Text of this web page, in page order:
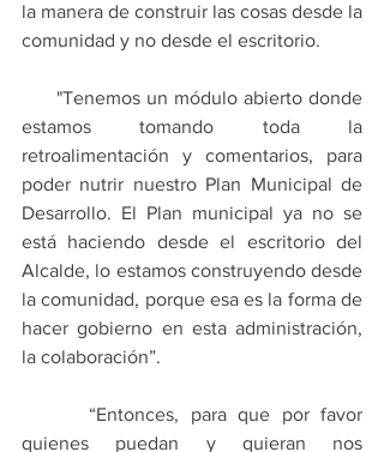
la manera de construir las cosas desde la
comunidad y no desde el escritorio.
estamos tomando toda la
retroalimentación y comentarios, para
poder nutrir nuestro Plan Municipal de
Desarrollo. El Plan municipal ya no se
está haciendo desde el escritorio del
Alcalde, lo estamos construyendo desde
la comunidad, porque esa es la forma de
hacer gobierno en esta administración,
la colaboración”.
quienes puedan y quieran nos